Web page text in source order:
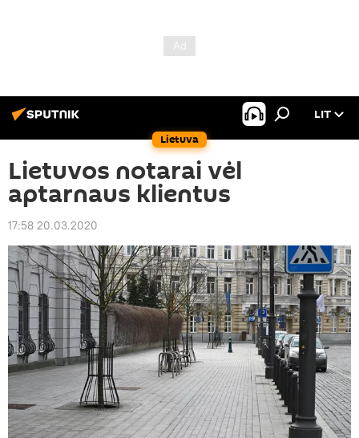
Lietuva
LIT
Lietuvos notarai vėl
aptarnaus klientus
17:58 20.03.2020